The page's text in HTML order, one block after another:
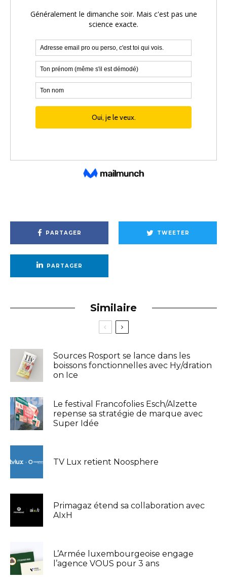
PARTAGER TWEETER
PARTAGER
Similaire
Sources Rosport se lance dans les
boissons fonctionnelles avec Hy/dration
on Ice
Le festival Francofolies Esch/Alzette
repense sa stratégie de marque avec
Super Idée
TV Lux retient Noosphere
Primagaz étend sa collaboration avec
AIxH
L’Armée luxembourgeoise engage
l’agence VOUS pour 3 ans